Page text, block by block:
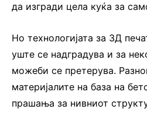
да изгради цела куќа за
Но технологијата за 3Д
уште се надградува и за
можеби се претерува.
материјалите на база на
прашања за нивниот